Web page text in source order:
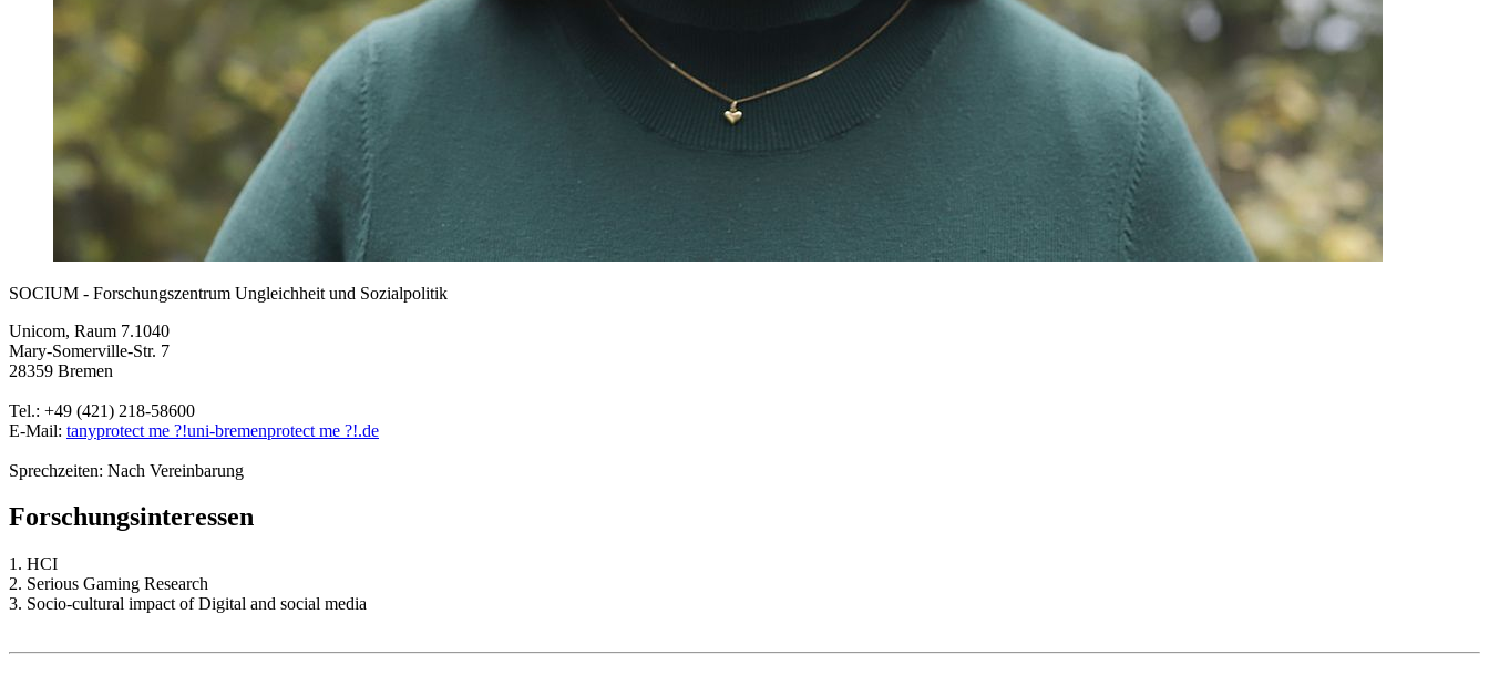
SOCIUM - Forschungszentrum Ungleichheit und Sozialpolitik
Unicom, Raum 7.1040
Mary-Somerville-Str. 7
28359 Bremen
Tel.: +49 (421) 218-58600
E-Mail: tanyprotect me ?!uni-bremenprotect me ?!.de
Sprechzeiten: Nach Vereinbarung
Forschungsinteressen
1. HCI
2. Serious Gaming Research
3. Socio-cultural impact of Digital and social media